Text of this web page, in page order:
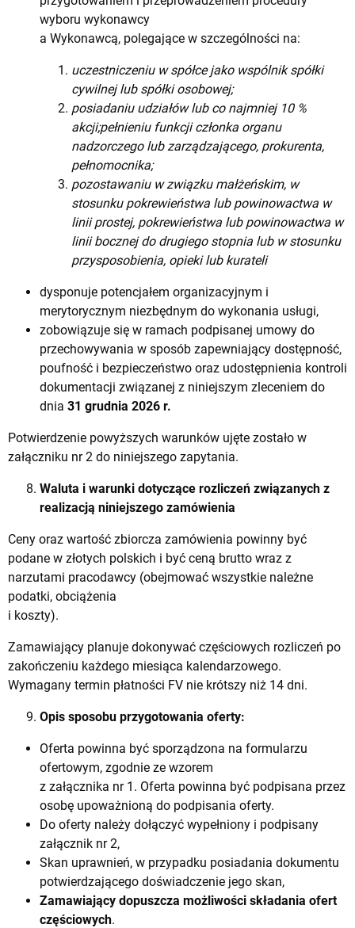
wyboru wykonawcy
a Wykonawcą, polegające w szczególności na:
uczestniczeniu w spółce jako wspólnik spółki
cywilnej lub spółki osobowej;
posiadaniu udziałów lub co najmniej 10 %
akcji;pełnieniu funkcji członka organu
nadzorczego lub zarządzającego, prokurenta,
pełnomocnika;
pozostawaniu w związku małżeńskim, w
stosunku pokrewieństwa lub powinowactwa w
linii prostej, pokrewieństwa lub powinowactwa w
linii bocznej do drugiego stopnia lub w stosunku
przysposobienia, opieki lub kurateli
dysponuje potencjałem organizacyjnym i
merytorycznym niezbędnym do wykonania usługi,
zobowiązuje się w ramach podpisanej umowy do
przechowywania w sposób zapewniający dostępność,
poufność i bezpieczeństwo oraz udostępnienia kontroli
dokumentacji związanej z niniejszym zleceniem do
dnia 31 grudnia 2026 r.
Potwierdzenie powyższych warunków ujęte zostało w
załączniku nr 2 do niniejszego zapytania.
Waluta i warunki dotyczące rozliczeń związanych z
realizacją niniejszego zamówienia
Ceny oraz wartość zbiorcza zamówienia powinny być
podane w złotych polskich i być ceną brutto wraz z
narzutami pracodawcy (obejmować wszystkie należne
podatki, obciążenia
i koszty).
Zamawiający planuje dokonywać częściowych rozliczeń po
zakończeniu każdego miesiąca kalendarzowego.
Wymagany termin płatności FV nie krótszy niż 14 dni.
Opis sposobu przygotowania oferty:
Oferta powinna być sporządzona na formularzu
ofertowym, zgodnie ze wzorem
z załącznika nr 1. Oferta powinna być podpisana przez
osobę upoważnioną do podpisania oferty.
Do oferty należy dołączyć wypełniony i podpisany
załącznik nr 2,
Skan uprawnień, w przypadku posiadania dokumentu
potwierdzającego doświadczenie jego skan,
Zamawiający dopuszcza możliwości składania ofert
częściowych.